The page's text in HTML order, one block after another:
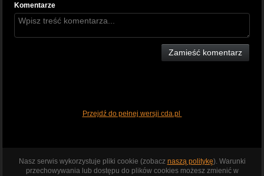
Komentarze
Zamieść komentarz
Przejdź do pełnej wersji cda.pl
Nasz serwis wykorzystuje pliki cookie (zobacz naszą politykę). Warunki
przechowywania lub dostępu do plików cookies możesz zmienić w